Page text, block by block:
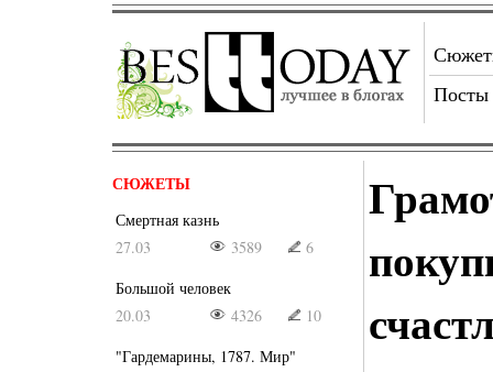
Посты
СЮЖЕТЫ
Смертная казнь
27.03
3589
6
Большой человек
20.03
4326
10
"Гардемарины, 1787. Мир"